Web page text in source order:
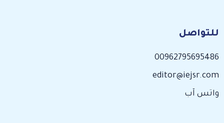
للتواصل
00962795695486
editor@iejsr.com
واتس آب